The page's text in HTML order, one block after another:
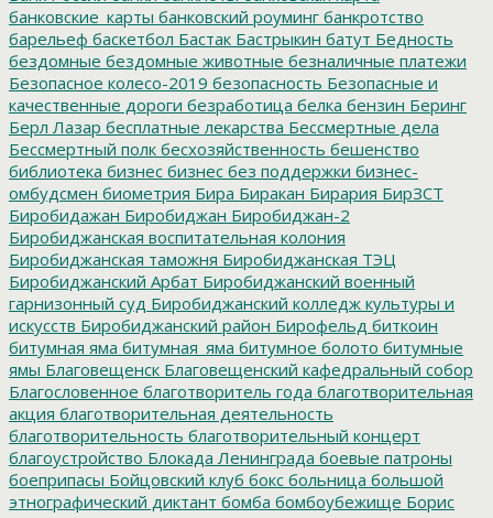
банковские_карты банковский роуминг банкротство
барельеф баскетбол Бастак Бастрыкин батут Бедность
бездомные бездомные животные безналичные платежи
Безопасное колесо-2019 безопасность Безопасные и
качественные дороги безработица белка бензин Беринг
Берл Лазар бесплатные лекарства Бессмертные дела
Бессмертный полк бесхозяйственность бешенство
библиотека бизнес бизнес без поддержки бизнес-
омбудсмен биометрия Бира Биракан Бирария БирЗСТ
Биробидажан Биробиджан Биробиджан-2
Биробиджанская воспитательная колония
Биробиджанская таможня Биробиджанская ТЭЦ
Биробиджанский Арбат Биробиджанский военный
гарнизонный суд Биробиджанский колледж культуры и
искусств Биробиджанский район Бирофельд биткоин
битумная яма битумная_яма битумное болото битумные
ямы Благовещенск Благовещенский кафедральный собор
Благословенное благотворитель года благотворительная
акция благотворительная деятельность
благотворительность благотворительный концерт
благоустройство Блокада Ленинграда боевые патроны
боеприпасы Бойцовский клуб бокс больница большой
этнографический диктант бомба бомбоубежище Борис